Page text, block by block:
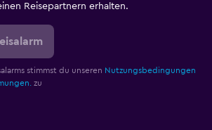
Reisepartnern erhalten.
stimmst du unseren Nutzungsbedingungen
zu